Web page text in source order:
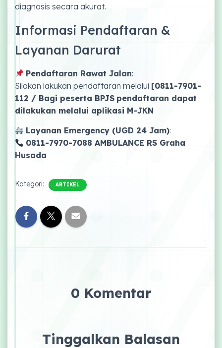
diagnosis secara akurat.
Informasi Pendaftaran &
Layanan Darurat
Pendaftaran Rawat Jalan:
Silakan lakukan pendaftaran melalui [0811-7901-
112 / Bagi peserta BPJS pendaftaran dapat
dilakukan melalui aplikasi M-JKN
Layanan Emergency (UGD 24 Jam):
0811-7970-7088 AMBULANCE RS Graha
Husada
Kategori: ARTIKEL
0 Komentar
Tinggalkan Balasan